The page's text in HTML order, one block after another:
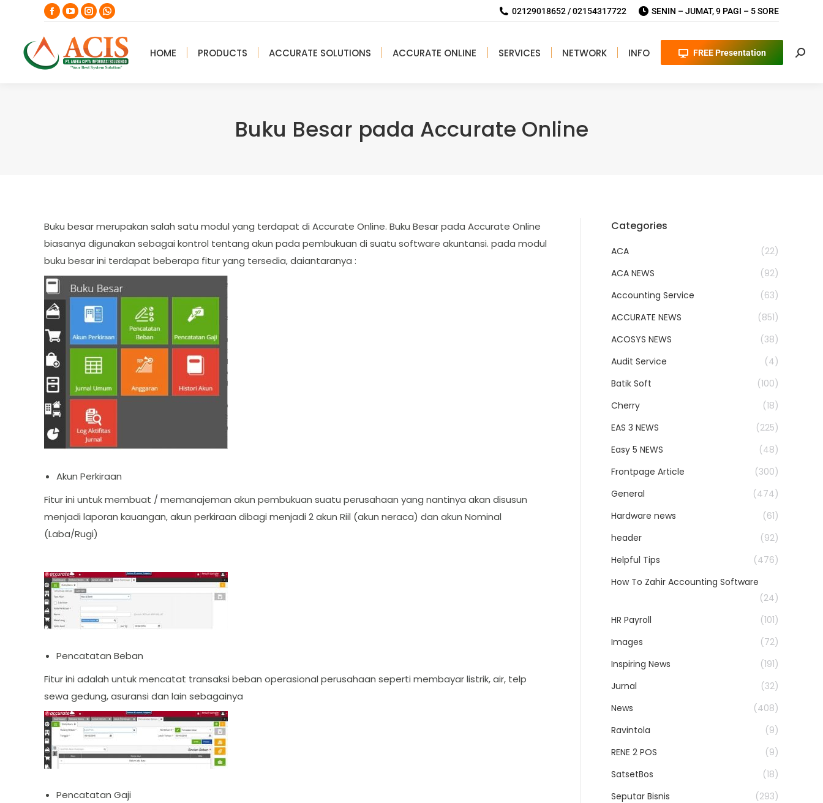
Facebook
page
opens
in
YouTube
page
opens
in
Instagram
page
opens
in
Whatsapp
page
opens
in
02129018652 / 02154317722 SENIN – JUMAT, 9 PAGI – 5 SORE
HOME PRODUCTS ACCURATE SOLUTIONS ACCURATE ONLINE SERVICES NETWORK INFO FREE Presentation
Buku Besar pada Accurate Online
Buku besar merupakan salah satu modul yang terdapat di Accurate Online. Buku Besar pada Accurate Online
biasanya digunakan sebagai kontrol tentang akun pada pembukuan di suatu software akuntansi. pada modul
buku besar ini terdapat beberapa fitur yang tersedia, daiantaranya :
Akun Perkiraan
Fitur ini untuk membuat / memanajeman akun pembukuan suatu perusahaan yang nantinya akan disusun
menjadi laporan kauangan, akun perkiraan dibagi menjadi 2 akun Riil (akun neraca) dan akun Nominal
(Laba/Rugi)
Pencatatan Beban
Fitur ini adalah untuk mencatat transaksi beban operasional perusahaan seperti membayar listrik, air, telp
sewa gedung, asuransi dan lain sebagainya
Pencatatan Gaji
Categories
ACA
(22)
ACA NEWS
(92)
Accounting Service
(63)
ACCURATE NEWS
(851)
ACOSYS NEWS
(38)
Audit Service
(4)
Batik Soft
(100)
Cherry
(18)
EAS 3 NEWS
(225)
Easy 5 NEWS
(48)
Frontpage Article
(300)
General
(474)
Hardware news
(61)
header
(92)
Helpful Tips
(476)
How To Zahir Accounting Software
(24)
HR Payroll
(101)
Images
(72)
Inspiring News
(191)
Jurnal
(32)
News
(408)
Ravintola
(9)
RENE 2 POS
(9)
SatsetBos
(18)
Seputar Bisnis
(293)